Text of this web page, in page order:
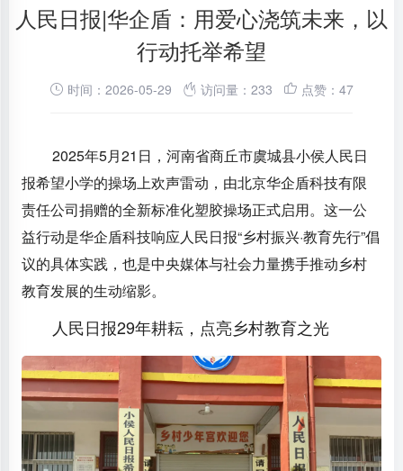
人民日报|华企盾：用爱心浇筑未来，以
行动托举希望
时间：2026-05-29 访问量：233 点赞：47
2025年5月21日，河南省商丘市虞城县小侯人民日
报希望小学的操场上欢声雷动， 由北京华企盾科技有限
责任公司捐赠的全新标准化塑胶操场正式启用。这一公
益行动是华企盾科技响应人民日报“乡村振兴·教育先行”倡
议的具体实践，也是中央媒体与社会力量携手推动乡村
教育发展的生动缩影。
人民日报29年耕耘，点亮乡村教育之光